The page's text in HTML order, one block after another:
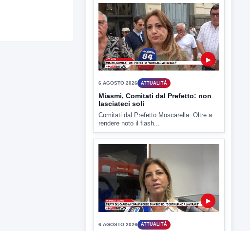
ULTIMI VIDEO
TUTTI I VIDEO
▶
6 AGOSTO 2026
Miasmi, Comitati dal Prefetto: non
lasciateci soli
Comitati dal Prefetto Moscarella. Oltre a
rendere noto il flash...